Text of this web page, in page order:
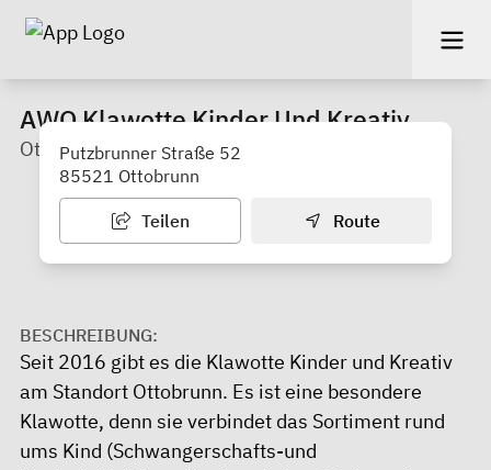
AWO Klawotte Kinder Und Kreativ
Ottobrunn
Putzbrunner Straße 52
85521 Ottobrunn
Teilen Route
BESCHREIBUNG:
Seit 2016 gibt es die Klawotte Kinder und Kreativ
am Standort Ottobrunn. Es ist eine besondere
Klawotte, denn sie verbindet das Sortiment rund
ums Kind (Schwangerschafts-und